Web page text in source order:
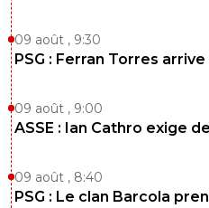
09 août , 9:30
PSG : Ferran Torres
09 août , 9:00
ASSE : Ian Cathro exige
09 août , 8:40
PSG : Le clan Barcola